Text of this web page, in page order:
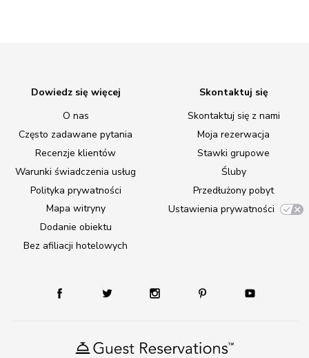
Dowiedz się więcej
O nas
Często zadawane pytania
Recenzje klientów
Warunki świadczenia usług
Polityka prywatności
Mapa witryny
Dodanie obiektu
Bez afiliacji hotelowych
Skontaktuj się
Skontaktuj się z nami
Moja rezerwacja
Stawki grupowe
Śluby
Przedłużony pobyt
Ustawienia prywatności